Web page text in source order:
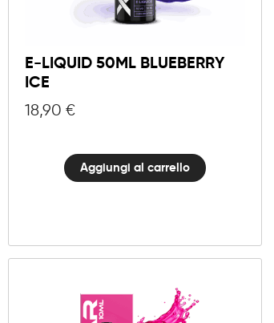
E-LIQUID 50ML BLUEBERRY
ICE
18,90 €
E-
50ml
Aggiungi al carrello
Aggiungi al carrello